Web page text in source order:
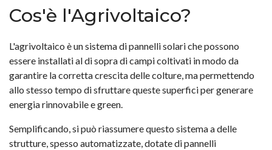
Cos'è l'Agrivoltaico?
L'agrivoltaico è un sistema di pannelli solari che possono
essere installati al di sopra di campi coltivati in modo da
garantire la corretta crescita delle colture, ma permettendo
allo stesso tempo di sfruttare queste superfici per generare
energia rinnovabile e green.
Semplificando, si può riassumere questo sistema a delle
strutture, spesso automatizzate, dotate di pannelli